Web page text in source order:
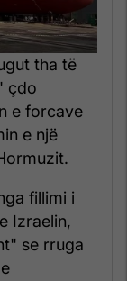
tha të
çdo
e forcave
e një
fillimi i
Izraelin,
se rruga